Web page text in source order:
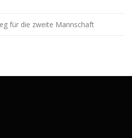
für die zweite Mannschaft